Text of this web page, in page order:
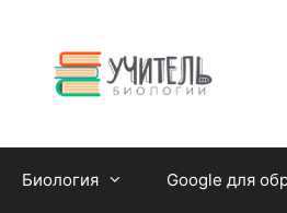
содержимому
Биология Google для